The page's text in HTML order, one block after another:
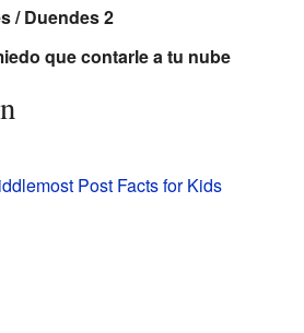
/ Duendes 2
que contarle a tu nube
Post Facts for Kids